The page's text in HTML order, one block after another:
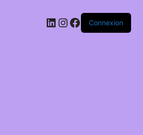
LinkedIn
Instagram
Facebook
Connexion